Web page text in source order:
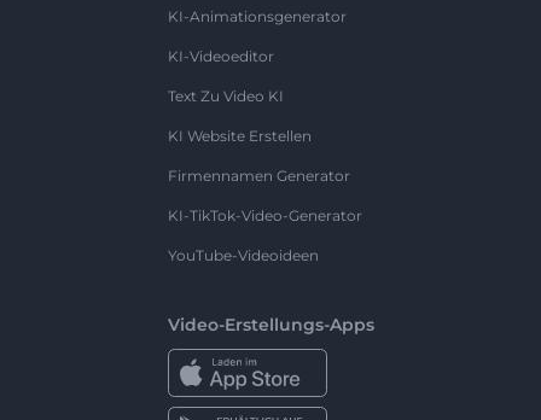
KI-Animationsgenerator
KI-Videoeditor
Text Zu Video KI
KI Website Erstellen
Firmennamen Generator
KI-TikTok-Video-Generator
YouTube-Videoideen
Video-Erstellungs-Apps